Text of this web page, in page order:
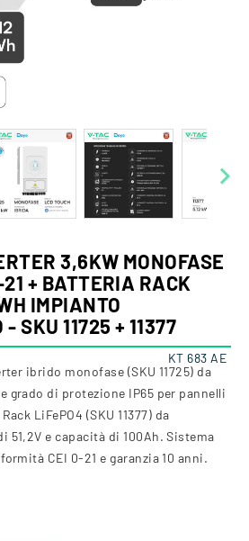

3,6KW MONOFASE
+ BATTERIA RACK
IMPIANTO
SKU 11725 + 11377
KT 683 AE
ibrido monofase (SKU 11725) da
grado di protezione IP65 per pannelli
LiFePO4 (SKU 11377) da
51,2V e capacità di 100Ah. Sistema
CEI 0-21 e garanzia 10 anni.